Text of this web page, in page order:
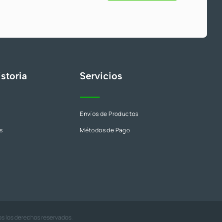
Servicios
Envíos de Productos
Métodos de Pago
los derechos reservados.